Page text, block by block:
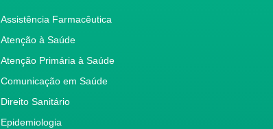
Assistência Farmacêutica
Atenção à Saúde
Atenção Primária à Saúde
Comunicação em Saúde
Direito Sanitário
Epidemiologia